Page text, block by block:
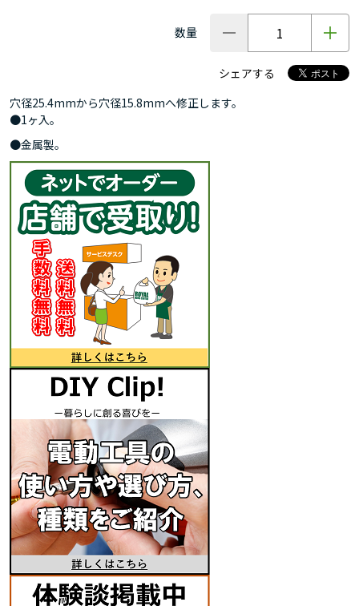
数量
シェアする
穴径25.4mmから穴径15.8mmへ修正します。
●1ヶ入。
●金属製。